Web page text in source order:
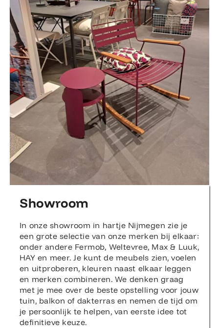
Showroom
In onze showroom in hartje Nijmegen zie je
een grote selectie van onze merken bij elkaar:
onder andere Fermob, Weltevree, Max & Luuk,
HAY en meer. Je kunt de meubels zien, voelen
en uitproberen, kleuren naast elkaar leggen
en merken combineren. We denken graag
met je mee over de beste opstelling voor jouw
tuin, balkon of dakterras en nemen de tijd om
je persoonlijk te helpen, van eerste idee tot
definitieve keuze.